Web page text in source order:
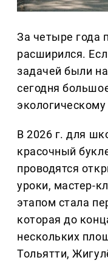
За четыре года
расширился.
задачей были
сегодня
В 2026 г. для
красочный
проводятся
уроки, мастер-
этапом стала
которая до
нескольких
Тольятти,